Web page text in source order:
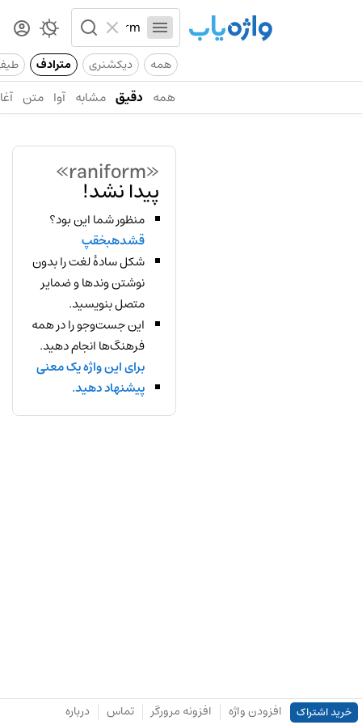
همه دیکشنری مترادف
همه دقیق مشابه آوا متن
«raniform»
پیدا نشد!
منظور شما این بود؟
قشدهبخقپ
شکل سادهٔ لغت را بدون
نوشتن وندها و ضمایر
متصل بنویسید.
این جست‌وجو را در همه
فرهنگ‌ها انجام دهید.
برای این واژه یک معنی
پیشنهاد دهید.
خرید اشتراک افزودن واژه افزونه مرورگر تماس درباره